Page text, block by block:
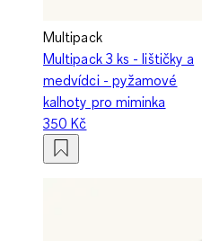
Multipack
Multipack 3 ks - lištičky a
medvídci - pyžamové
kalhoty pro miminka
350 Kč